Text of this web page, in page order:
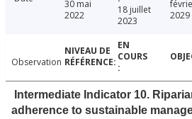
30 mai
2022
18 juillet
2023
2029
Observation
Intermediate Indicator 10.
adherence to sustainable